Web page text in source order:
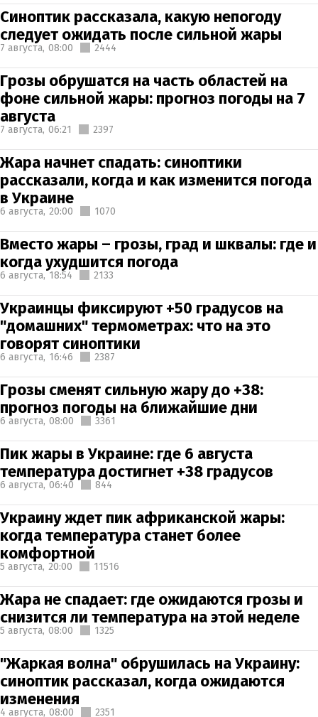
Синоптик рассказала, какую непогоду
следует ожидать после сильной жары
7 августа, 08:00 2444
Грозы обрушатся на часть областей на
фоне сильной жары: прогноз погоды на 7
августа
7 августа, 06:21 2397
Жара начнет спадать: синоптики
рассказали, когда и как изменится погода
в Украине
6 августа, 20:00 1070
Вместо жары – грозы, град и шквалы: где и
когда ухудшится погода
6 августа, 18:54 2133
Украинцы фиксируют +50 градусов на
"домашних" термометрах: что на это
говорят синоптики
6 августа, 16:46 2387
Грозы сменят сильную жару до +38:
прогноз погоды на ближайшие дни
6 августа, 08:00 3361
Пик жары в Украине: где 6 августа
температура достигнет +38 градусов
6 августа, 06:40 844
Украину ждет пик африканской жары:
когда температура станет более
комфортной
5 августа, 20:00 11516
Жара не спадает: где ожидаются грозы и
снизится ли температура на этой неделе
5 августа, 08:00 1325
"Жаркая волна" обрушилась на Украину:
синоптик рассказал, когда ожидаются
изменения
4 августа, 08:00 2351